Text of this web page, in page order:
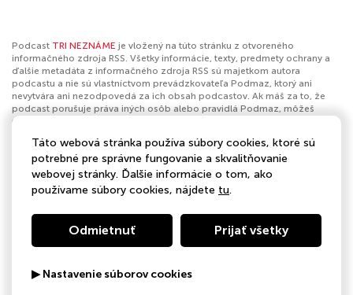
Podcast TRI NEZNÁME je vložený na túto stránku z otvoreného
informačného zdroja RSS. Všetky informácie, texty, predmety ochrany a
ďalšie metadáta z informačného zdroja RSS sú majetkom autora
podcastu a nie sú vlastníctvom prevádzkovateľa Podmaz, ktorý ani
nevytvára ani nezodpovedá za ich obsah podcastov. Ak máš za to, že
podcast porušuje práva iných osôb alebo pravidlá Podmaz, môžeš
nahlásiť obsah
Autor:Ladislav Kužela
Kategórie:Komédia,Zdravie a kondícia ,Sexualita
a kultúra
Táto webová stránka používa súbory cookies, ktoré sú
potrebné pre správne fungovanie a skvalitňovanie
webovej stránky. Ďalšie informácie o tom, ako
používame súbory cookies, nájdete tu.
Odmietnuť Prijať všetky
▶ Nastavenie súborov cookies